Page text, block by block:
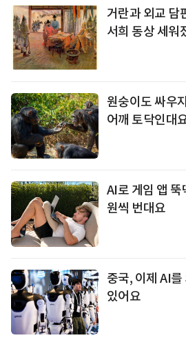
거란과 외교 담
서희 동상 세워
원숭이도 싸우
어깨 토닥인대
AI로 게임 앱 뚝
원씩 번대요
중국, 이제 AI
있어요